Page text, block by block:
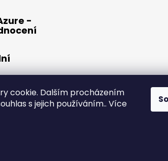
cookie. Dalším procházením
s jejich používáním.. Více
-